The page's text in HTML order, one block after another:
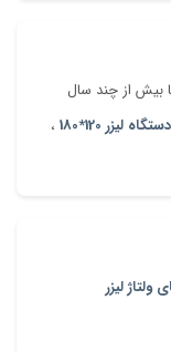
بیش از چند سال
دستگاه لیزر 120*180
،
ولتاژ لیزر